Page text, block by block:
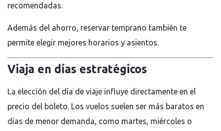
recomendadas.
Además del ahorro, reservar temprano también te
permite elegir mejores horarios y asientos.
Viaja en días estratégicos
La elección del día de viaje influye directamente en el
precio del boleto. Los vuelos suelen ser más baratos en
días de menor demanda, como martes, miércoles o